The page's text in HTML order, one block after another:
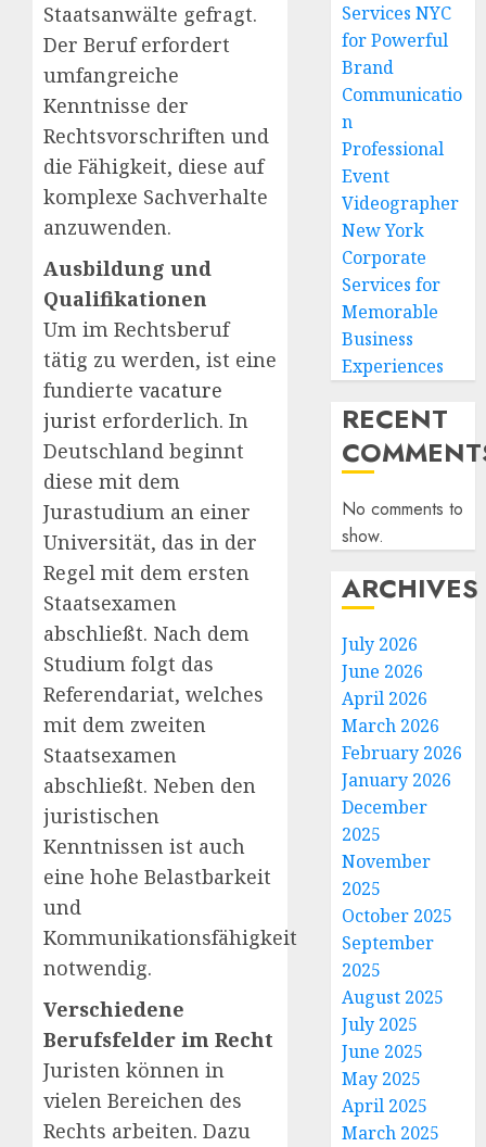
Staatsanwälte gefragt.
Der Beruf erfordert
umfangreiche
Kenntnisse der
Rechtsvorschriften und
die Fähigkeit, diese auf
komplexe Sachverhalte
anzuwenden.
Ausbildung und
Qualifikationen
Um im Rechtsberuf
tätig zu werden, ist eine
fundierte vacature
jurist erforderlich. In
Deutschland beginnt
diese mit dem
Jurastudium an einer
Universität, das in der
Regel mit dem ersten
Staatsexamen
abschließt. Nach dem
Studium folgt das
Referendariat, welches
mit dem zweiten
Staatsexamen
abschließt. Neben den
juristischen
Kenntnissen ist auch
eine hohe Belastbarkeit
und
Kommunikationsfähigkeit
notwendig.
Verschiedene
Berufsfelder im Recht
Juristen können in
vielen Bereichen des
Rechts arbeiten. Dazu
Services NYC
for Powerful
Brand
Communicatio
n
Professional
Event
Videographer
New York
Corporate
Services for
Memorable
Business
Experiences
RECENT
No comments to
show.
ARCHIVES
July 2026
June 2026
April 2026
March 2026
February 2026
January 2026
December
2025
November
2025
October 2025
September
2025
August 2025
July 2025
June 2025
May 2025
April 2025
March 2025